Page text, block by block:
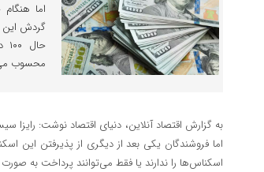
اما
گردش این
محسوب
اما فروشندگان یکی بعد از دیگری از پذیرفتن این
اسکناس‌‏ها را ندارند یا فقط می‌توانند پرداخت به